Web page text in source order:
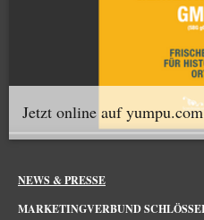
Jetzt online auf
NEWS & PRESSE
MARKETINGVERBUND